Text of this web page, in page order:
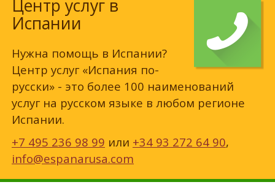
Центр услуг в
Испании
Нужна помощь в Испании?
Центр услуг «Испания по-
русски» - это более 100 наименований
услуг на русском языке в любом регионе
Испании.
+7 495 236 98 99 или +34 93 272 64 90,
info@espanarusa.com